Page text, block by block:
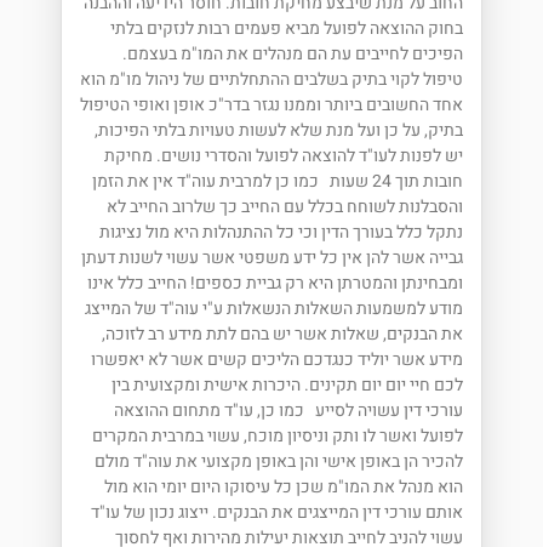
בחוק ההוצאה לפועל מביא פעמים רבות לנזקים בלתי
הפיכים לחייבים עת הם מנהלים את המו"מ בעצמם.
טיפול לקוי בתיק בשלבים ההתחלתיים של ניהול מו"מ הוא
אחד החשובים ביותר וממנו נגזר בדר"כ אופן ואופי הטיפול
בתיק, על כן ועל מנת שלא לעשות טעויות בלתי הפיכות,
יש לפנות לעו"ד להוצאה לפועל והסדרי נושים. מחיקת
חובות תוך 24 שעות כמו כן למרבית עוה"ד אין את הזמן
והסבלנות לשוחח בכלל עם החייב כך שלרוב החייב לא
נתקל כלל בעורך הדין וכי כל ההתנהלות היא מול נציגות
גבייה אשר להן אין כל ידע משפטי אשר עשוי לשנות דעתן
ומבחינתן והמטרתן היא רק גביית כספים! החייב כלל אינו
מודע למשמעות השאלות הנשאלות ע"י עוה"ד של המייצג
את הבנקים, שאלות אשר יש בהם לתת מידע רב לזוכה,
מידע אשר יוליד כנגדכם הליכים קשים אשר לא יאפשרו
לכם חיי יום יום תקינים. היכרות אישית ומקצועית בין
עורכי דין עשויה לסייע כמו כן, עו"ד מתחום ההוצאה
לפועל ואשר לו ותק וניסיון מוכח, עשוי במרבית המקרים
להכיר הן באופן אישי והן באופן מקצועי את עוה"ד מולם
הוא מנהל את המו"מ שכן כל עיסוקו היום יומי הוא מול
אותם עורכי דין המייצגים את הבנקים. ייצוג נכון של עו"ד
עשוי להניב לחייב תוצאות יעילות מהירות ואף לחסוך